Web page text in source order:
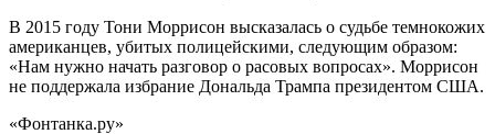
В 2015 году Тони Моррисон высказалась о судьбе темнокожих
американцев, убитых полицейскими, следующим образом:
«Нам нужно начать разговор о расовых вопросах». Моррисон
не поддержала избрание Дональда Трампа президентом США.
«Фонтанка.ру»